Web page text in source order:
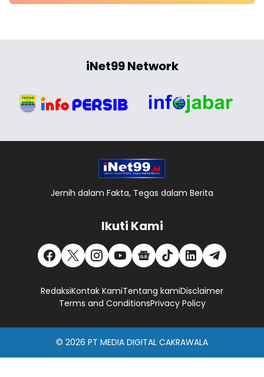
iNet99 Network
Jernih dalam Fakta, Tegas dalam Berita
Ikuti Kami
RedaksiKontak KamiTentang kamiDisclaimer
Terms and ConditionsPrivacy Policy
© 2026 PT MEDIA DIGITAL CAKRAWALA